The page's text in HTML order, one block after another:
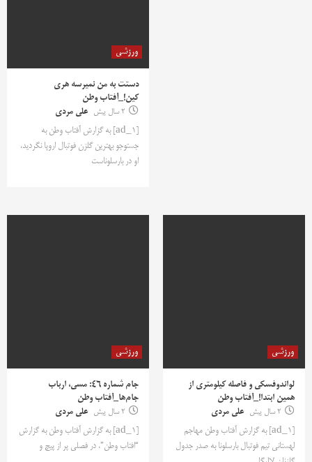
ورزشی
دستت به من نمیرسه هری
کین!_آفتاب وطن
2 سال پیش
علی مردی
[ad_1] به گزارش آفتاب وطن به
جستوجو بهترین گلزن فوتبال اروپا نگردید،
او در بارسلوناست
ورزشی
لواندوفسکی و فاصله کیلومتری از
همین ابتدا!_آفتاب وطن
2 سال پیش
علی مردی
[ad_1] به گزارش آفتاب وطن مهاجم
لهستانی تیم فوتبال بارسلونا به صدر جدول
ورزشی
جام شماره ۴۶: مسی، ارباب
جام‌ها_آفتاب وطن
2 سال پیش
علی مردی
[ad_1] به گزارش آفتاب وطن به گزارش
“افتاب وطن”، در فصلی پر از پیچ و